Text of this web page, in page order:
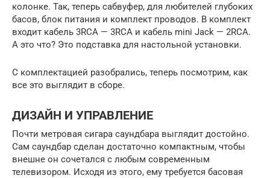
колонке. Так, теперь сабвуфер, для любителей глубоких
басов, блок питания и комплект проводов. В комплект
входит кабель 3RCA — 3RCA и кабель mini Jack — 2RCA.
А это что? Это подставка для настольной установки.
С комплектацией разобрались, теперь посмотрим, как
все это выглядит в сборе.
ДИЗАЙН И УПРАВЛЕНИЕ
Почти метровая сигара саундбара выглядит достойно.
Сам саундбар сделан достаточно компактным, чтобы
внешне он сочетался с любым современным
телевизором. Исходя из этого, ему требуется басовая